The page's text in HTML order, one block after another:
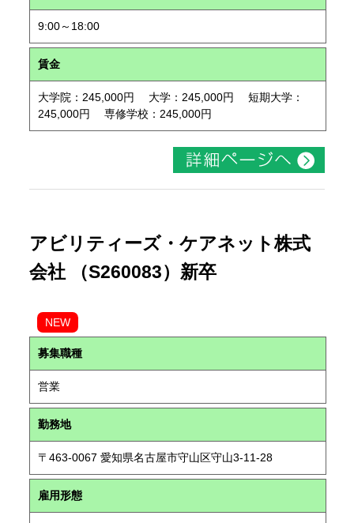
9:00～18:00
賃金
大学院：245,000円 大学：245,000円 短期大学：
245,000円 専修学校：245,000円
アビリティーズ・ケアネット株式
会社 （S260083）新卒
NEW
募集職種
営業
勤務地
〒463-0067 愛知県名古屋市守山区守山3-11-28
雇用形態